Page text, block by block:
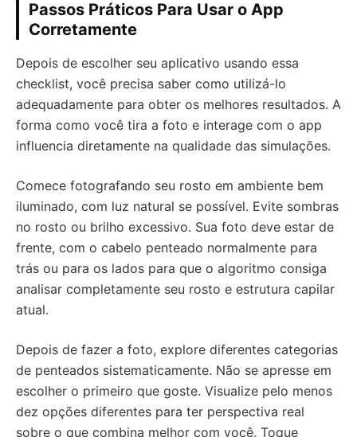
Passos Práticos Para Usar o App
Corretamente
Depois de escolher seu aplicativo usando essa
checklist, você precisa saber como utilizá-lo
adequadamente para obter os melhores resultados. A
forma como você tira a foto e interage com o app
influencia diretamente na qualidade das simulações.
Comece fotografando seu rosto em ambiente bem
iluminado, com luz natural se possível. Evite sombras
no rosto ou brilho excessivo. Sua foto deve estar de
frente, com o cabelo penteado normalmente para
trás ou para os lados para que o algoritmo consiga
analisar completamente seu rosto e estrutura capilar
atual.
Depois de fazer a foto, explore diferentes categorias
de penteados sistematicamente. Não se apresse em
escolher o primeiro que goste. Visualize pelo menos
dez opções diferentes para ter perspectiva real
sobre o que combina melhor com você. Toque